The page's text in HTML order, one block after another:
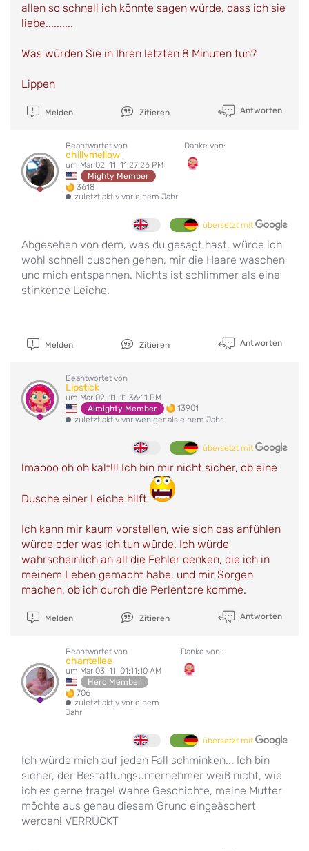
allen so schnell ich könnte sagen würde, dass ich sie
liebe..........
Was würden Sie in Ihren letzten 8 Minuten tun?
Lippen
Melden Zitieren Antworten
Beantwortet von
chillymellow
um Mar 02, 11, 11:27:26 PM
Mighty Member
3618
zuletzt aktiv vor einem Jahr
Danke von:
übersetzt mit
Abgesehen von dem, was du gesagt hast, würde ich
wohl schnell duschen gehen, mir die Haare waschen
und mich entspannen. Nichts ist schlimmer als eine
stinkende Leiche.
Melden Zitieren Antworten
Beantwortet von
Lipstick
um Mar 02, 11, 11:36:11 PM
Almighty Member
13901
zuletzt aktiv vor weniger als einem Jahr
übersetzt mit
lmaooo oh oh kalt!!! Ich bin mir nicht sicher, ob eine
Dusche einer Leiche hilft
Ich kann mir kaum vorstellen, wie sich das anfühlen
würde oder was ich tun würde. Ich würde
wahrscheinlich an all die Fehler denken, die ich in
meinem Leben gemacht habe, und mir Sorgen
machen, ob ich durch die Perlentore komme.
Melden Zitieren Antworten
Beantwortet von
chantellee
um Mar 03, 11, 01:11:10 AM
Hero Member
706
zuletzt aktiv vor einem
Jahr
Danke von:
übersetzt mit
Ich würde mich auf jeden Fall schminken... Ich bin
sicher, der Bestattungsunternehmer weiß nicht, wie
ich es gerne trage! Wahre Geschichte, meine Mutter
möchte aus genau diesem Grund eingeäschert
werden! VERRÜCKT